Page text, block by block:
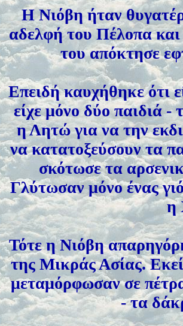
Η Νιόβη ήταν
αδελφή του Πέλοπα
του απόκτησε
Επειδή καυχήθηκε ότι
είχε μόνο δύο παιδιά
η Λητώ για να την
να κατατοξεύσουν τα
σκότωσε τα
Γλύτωσαν μόνο ένας
η
Τότε η Νιόβη
της Μικράς Ασίας.
μεταμόρφωσαν σε
- τα